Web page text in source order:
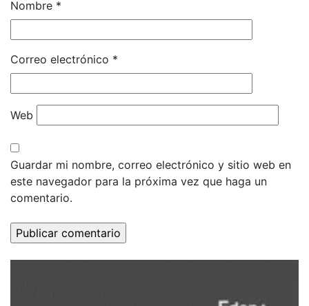
Nombre *
Correo electrónico *
Web
Guardar mi nombre, correo electrónico y sitio web en
este navegador para la próxima vez que haga un
comentario.